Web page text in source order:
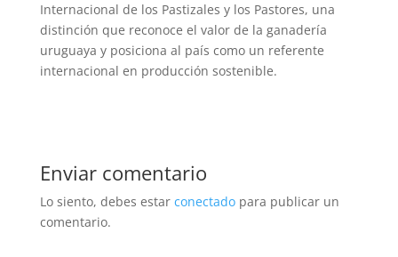
Internacional de los Pastizales y los Pastores, una
distinción que reconoce el valor de la ganadería
uruguaya y posiciona al país como un referente
internacional en producción sostenible.
Enviar comentario
Lo siento, debes estar conectadopara publicar un
comentario.